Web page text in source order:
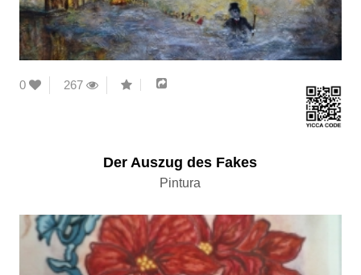
0 267
Der Auszug des Fakes
Pintura